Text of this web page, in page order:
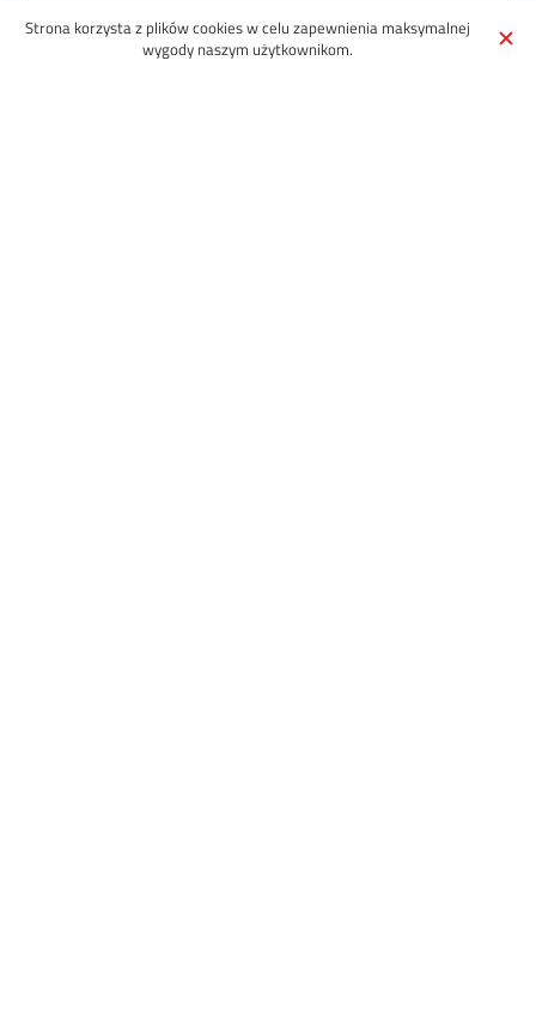
Strona korzysta z plików cookies w celu zapewnienia maksymalnej
wygody naszym użytkownikom.
What would you like to join/cut?